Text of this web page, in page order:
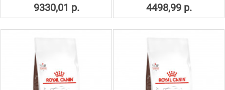
9330,01 р. 4498,99 р.